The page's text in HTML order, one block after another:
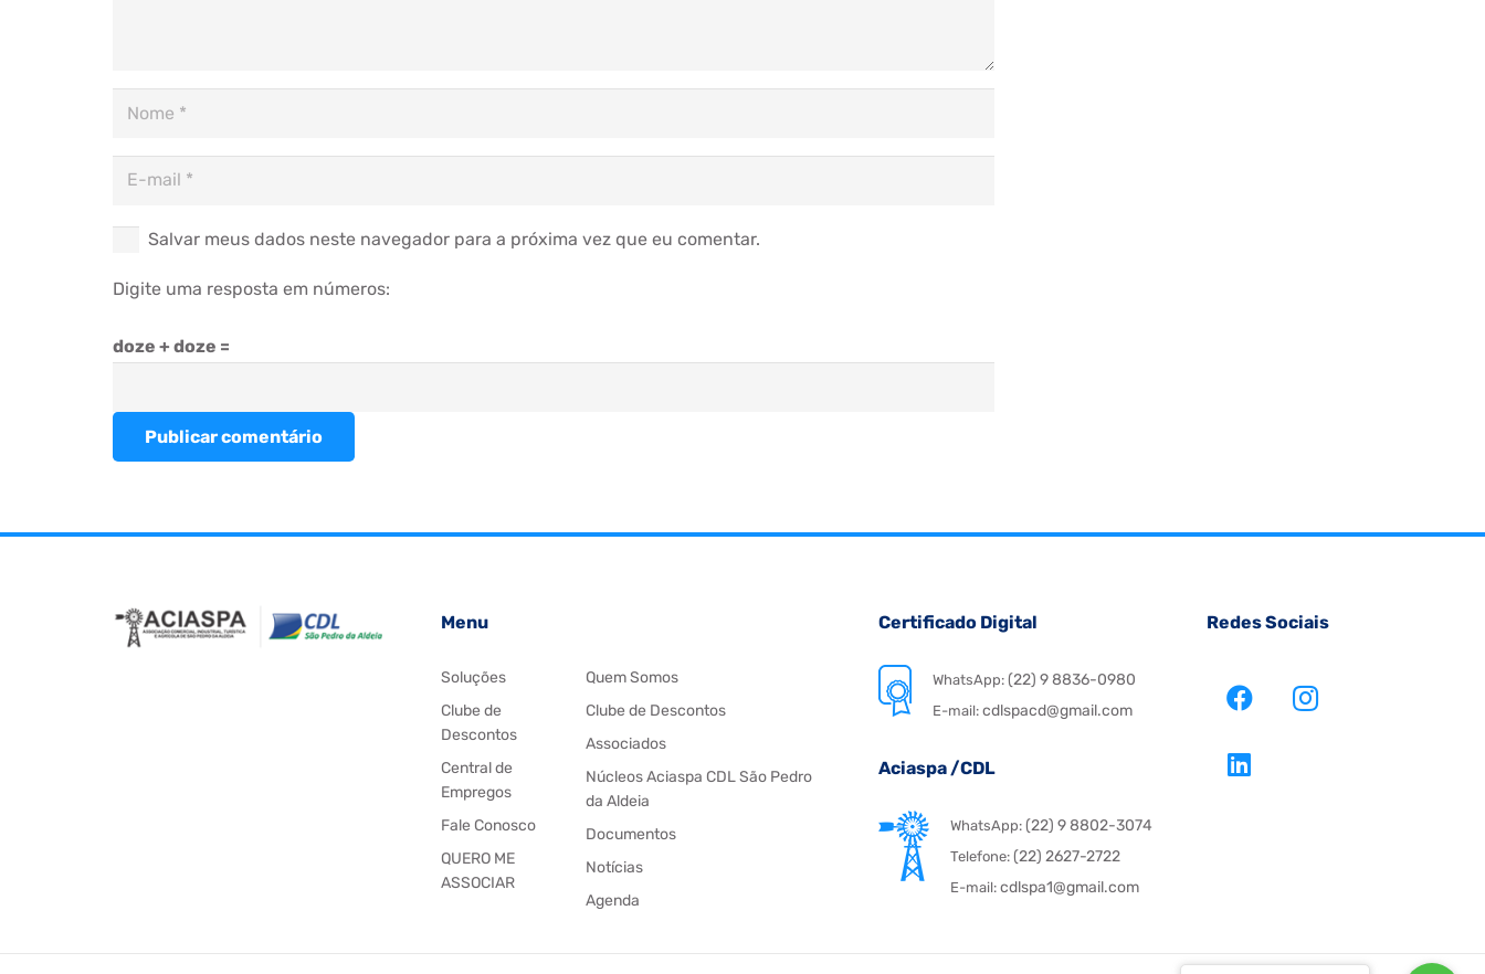
Salvar meus dados neste navegador para a próxima vez que eu comentar.
Digite uma resposta em números:
doze + doze =
Publicar comentário
Menu
Soluções
Clube de
Descontos
Central de
Empregos
Fale Conosco
QUERO ME
ASSOCIAR
Quem Somos
Clube de Descontos
Associados
Núcleos Aciaspa CDL São Pedro
da Aldeia
Documentos
Notícias
Agenda
Certificado Digital
WhatsApp:(22) 9 8836-0980
E-mail: cdlspacd@gmail.com
Aciaspa /CDL
WhatsApp:(22) 9 8802-3074
Telefone:(22) 2627-2722
E-mail:cdlspa1@gmail.com
Redes Sociais